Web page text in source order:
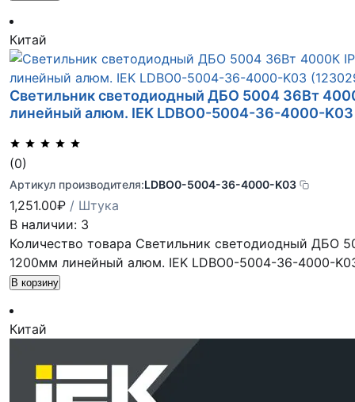
Китай
Светильник светодиодный ДБО 5004 36Вт
линейный алюм. IEK LDBO0-5004-36-4000-K03
(0)
Артикул производителя:LDBO0-5004-36-4000-K03
1,251.00₽ / Штука
В наличии: 3
Количество товара Светильник светодиодный ДБО
1200мм линейный алюм. IEK LDBO0-5004-36-4000-
В корзину
Китай